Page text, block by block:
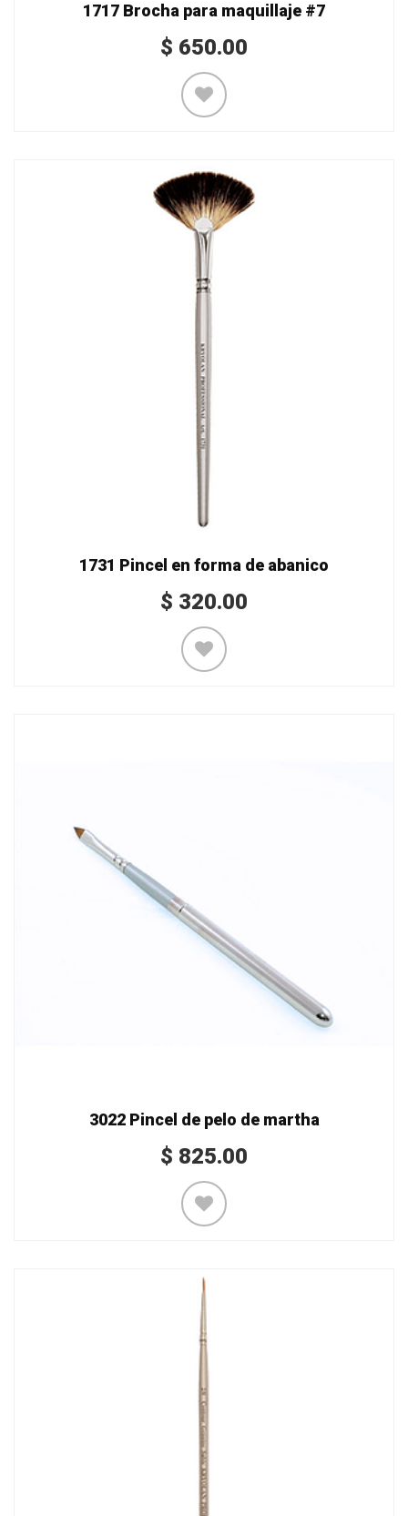
1717 Brocha para maquillaje #7
$ 650.00
1731 Pincel en forma de abanico
$ 320.00
3022 Pincel de pelo de martha
$ 825.00